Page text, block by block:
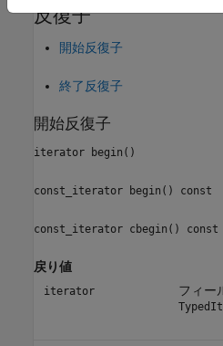
反復子
開始反復子
終了反復子
開始反復子
iterator begin()
const_iterator begin() const
const_iterator cbegin() const
戻り値
iterator フィー